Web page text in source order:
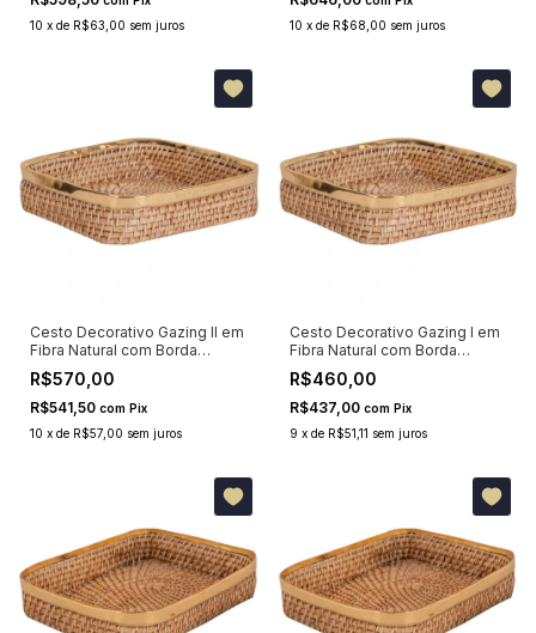
10 x de R$63,00 sem juros
10 x de R$68,00 sem juros
Cesto Decorativo Gazing II em
Fibra Natural com Borda
Dourada 31x31cm
R$570,00
R$541,50 com Pix
10 x de R$57,00 sem juros
Cesto Decorativo Gazing I em
Fibra Natural com Borda
Dourada 23x23cm
R$460,00
R$437,00 com Pix
9 x de R$51,11 sem juros